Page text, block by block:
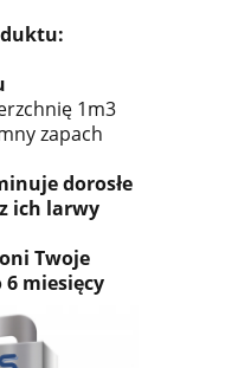
1m3
zapach
dorosłe
ich larwy
Twoje
miesięcy